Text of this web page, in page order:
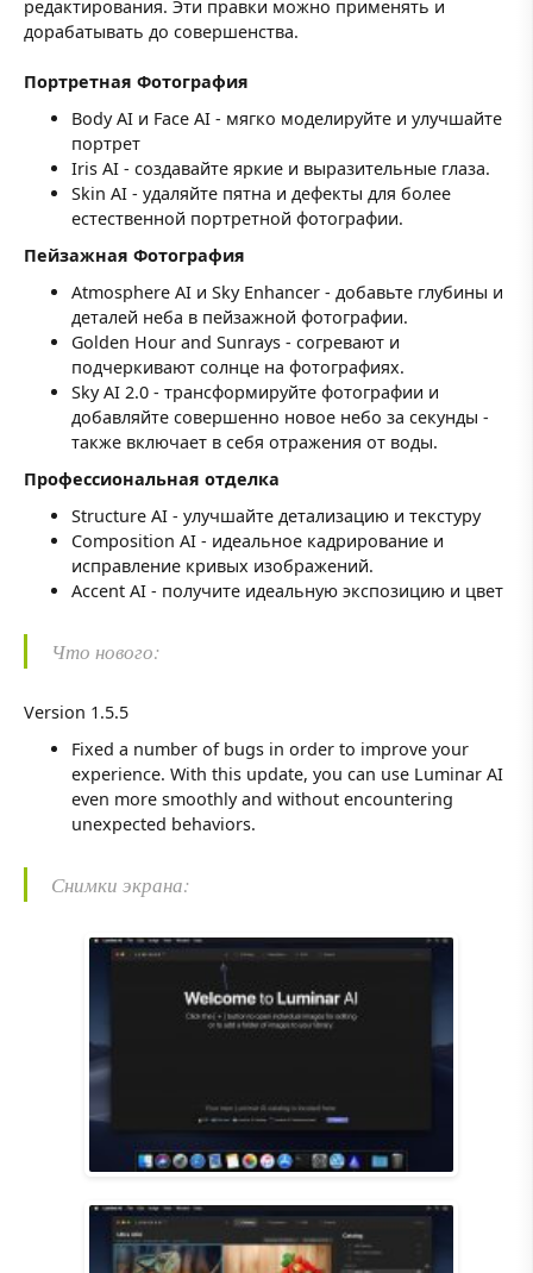
редактирования. Эти правки можно применять и
дорабатывать до совершенства.
Портретная Фотография
Body AI и Face AI - мягко моделируйте и улучшайте
портрет
Iris AI - создавайте яркие и выразительные глаза.
Skin AI - удаляйте пятна и дефекты для более
естественной портретной фотографии.
Пейзажная Фотография
Atmosphere AI и Sky Enhancer - добавьте глубины и
деталей неба в пейзажной фотографии.
Golden Hour and Sunrays - согревают и
подчеркивают солнце на фотографиях.
Sky AI 2.0 - трансформируйте фотографии и
добавляйте совершенно новое небо за секунды -
также включает в себя отражения от воды.
Профессиональная отделка
Structure AI - улучшайте детализацию и текстуру
Composition AI - идеальное кадрирование и
исправление кривых изображений.
Accent AI - получите идеальную экспозицию и цвет
Что нового:
Version 1.5.5
Fixed a number of bugs in order to improve your
experience. With this update, you can use Luminar AI
even more smoothly and without encountering
unexpected behaviors.
Снимки экрана: